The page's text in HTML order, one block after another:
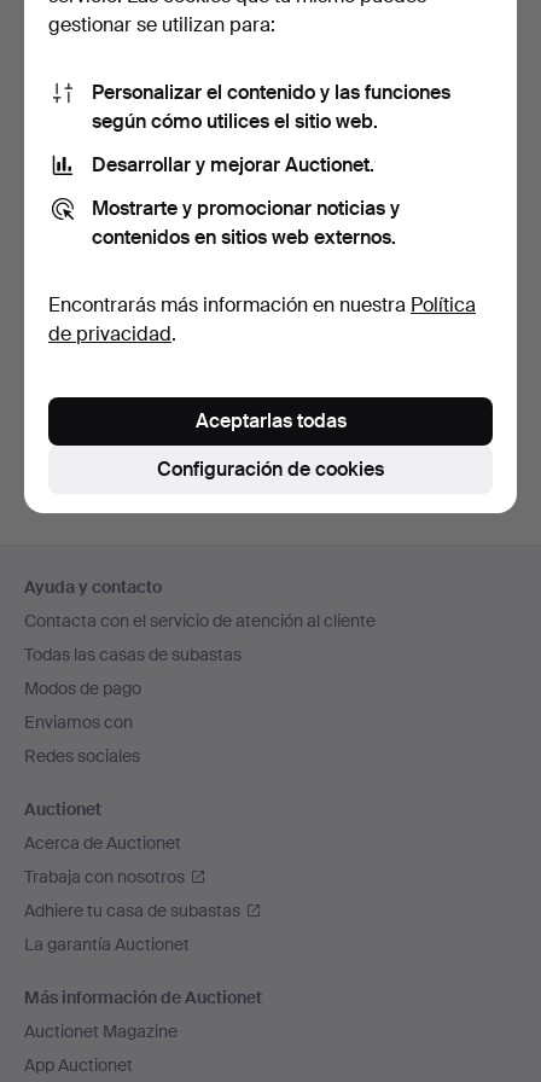
palisandro, frente co…
D. 2001). Escrito…
10 días
Suscribir búsqueda
También puedes buscar ennuestro archivo de
subastas concluidas.
en
el
pie
de
página
Ayuda y contacto
Contacta con el servicio de atención al cliente
Todas las casas de subastas
Modos de pago
Enviamos con
Redes sociales
Auctionet
Acerca de Auctionet
Trabaja con nosotros
Adhiere tu casa de subastas
La garantía Auctionet
Más información de Auctionet
Auctionet Magazine
App Auctionet
gestionar se utilizan para:
Personalizar el contenido y las funciones
según cómo utilices el sitio web.
Desarrollar y mejorar Auctionet.
Mostrarte y promocionar noticias y
contenidos en sitios web externos.
Encontrarás más información en nuestra Política
de privacidad.
Configuración de cookies
Aceptarlas todas